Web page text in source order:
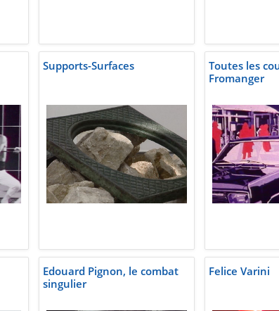
Supports-Surfaces
Toutes les
Fromanger
Edouard Pignon, le combat
singulier
Felice Varini